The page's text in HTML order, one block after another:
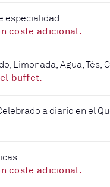
especialidad
coste adicional.
Limonada, Agua, Tés,
buffet.
a diario en el
coste adicional.